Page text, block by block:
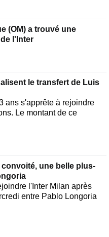
(OM) a trouvé une
l'Inter
le transfert de Luis
ans s'apprête à rejoindre
Le montant de ce
convoité, une belle plus-
l'Inter Milan après
entre Pablo Longoria